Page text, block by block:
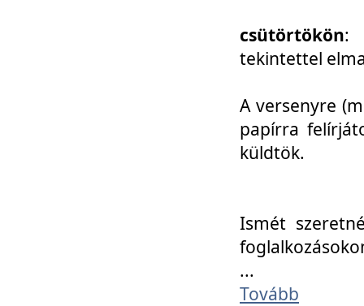
csütörtökön:
tekintettel
A versenyre
papírra
küldtök.
Ismét
...
Tovább